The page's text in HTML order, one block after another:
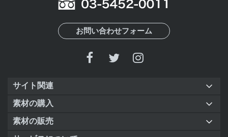
お問い合わせフォーム
サイト関連
素材の購入
素材の販売